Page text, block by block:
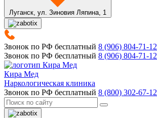
Луганск, ул. Зиновия Ляпина, 1
Звонок по РФ бесплатный 8 (906) 804-71-12
Звонок по РФ бесплатный 8 (906) 804-71-12
Кира Мед
Наркологическая клиника
Звонок по РФ бесплатный 8 (800) 302-67-12